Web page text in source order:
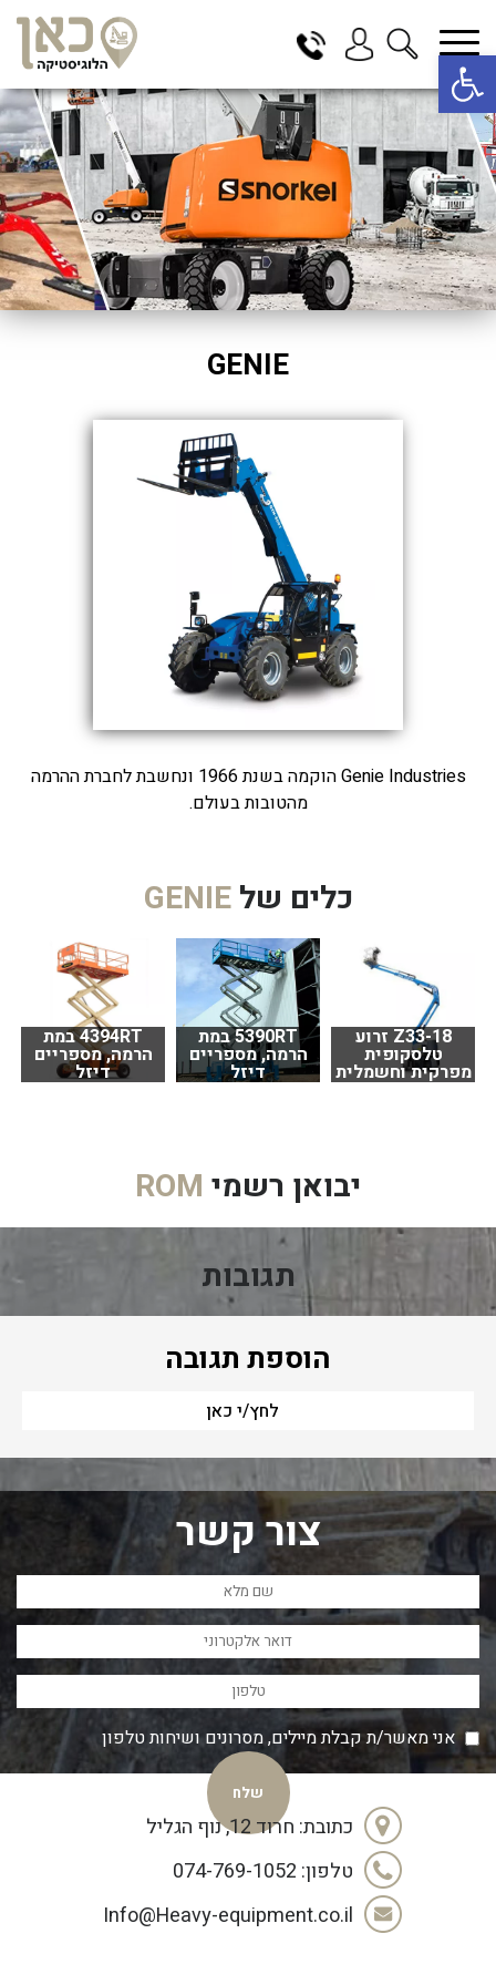
פתח סרגל נגישות
בחר תתקטגוריה בחר מיקום
הכל
בדרום
בצפון
במרכז
תל אביב
באר שבע
GENIE
Genie Industries הוקמה בשנת 1966 ונחשבת לחברת ההרמה
מהטובות בעולם.
כלים שלGENIE
Z33-18 זרוע
טלסקופית
מפרקית וחשמלית
5390RT במת
הרמה, מספריים
דיזל
4394RT במת
הרמה, מספריים
דיזל
יבואן רשמי ROM
תגובות
הוספת תגובה
לחץ/י כאן
צור קשר
אני מאשר/ת קבלת מיילים, מסרונים ושיחות טלפון
כתובת: חרוד 12, נוף הגליל
טלפון: 074-769-1052
Info@Heavy-equipment.co.il